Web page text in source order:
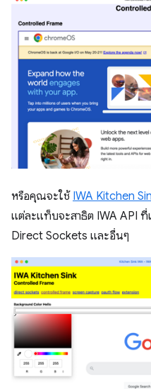
หรือคุณจะใช้ IWA Kitchen
แต่ละแท็บจะสาธิต IWA API
Direct Sockets และอื่นๆ